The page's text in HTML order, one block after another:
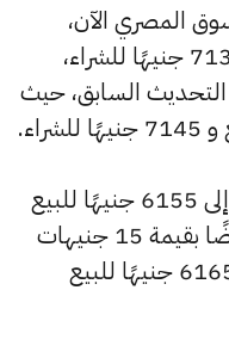
بالسوق المصري الآن،
حيث بلغ 7180 جنيهًا للبيع و7130 جنيهًا للشراء،
عن التحديث السابق، حيث
كما انخفض سعر عيار 18 ليصل إلى 6155 جنيهًا للبيع
و6110 جنيهًا للشراء، بعد انخفاضًا بقيمة 15 جنيهات
مقارنة بالسعر السابق الذي بلغ 6165 جنيهًا للبيع